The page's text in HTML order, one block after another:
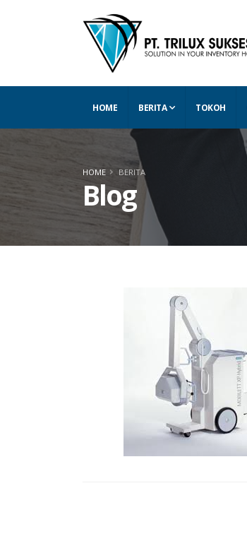
HOME BERITA TOKOH
HOME BERITA
Blog